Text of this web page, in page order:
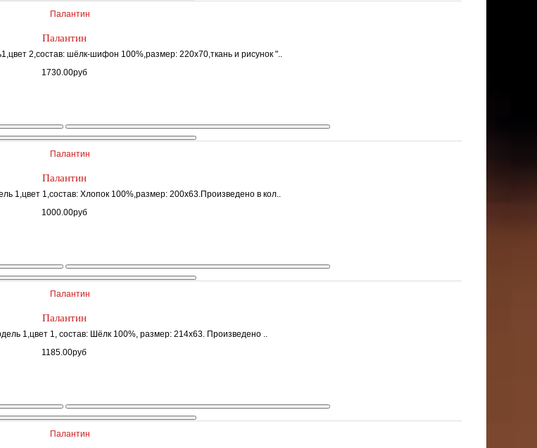
Палантин
2,состав: шёлк-шифон 100%,размер: 220х70,ткань и рисунок "..
1730.00руб
Палантин
1,цвет 1,состав: Хлопок 100%,размер: 200х63.Произведено в кол..
1000.00руб
Палантин
1,цвет 1, состав: Шёлк 100%, размер: 214х63. Произведено ..
1185.00руб